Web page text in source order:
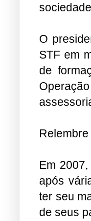
O
STF em
de
Em
após
ter seu
de seus